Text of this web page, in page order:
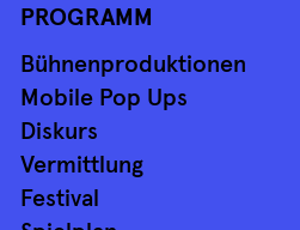
PROGRAMM
Bühnenproduktionen
Mobile Pop Ups
Diskurs
Vermittlung
Festival